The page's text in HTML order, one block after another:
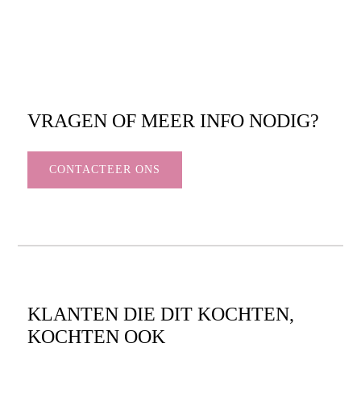
VRAGEN OF MEER INFO NODIG?
CONTACTEER ONS
KLANTEN DIE DIT KOCHTEN,
KOCHTEN OOK